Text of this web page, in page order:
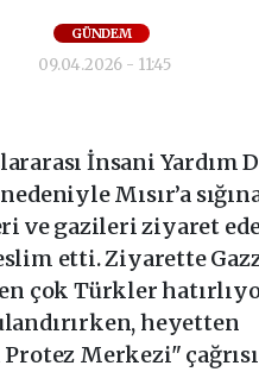
GÜNDEM
09.04.2026 - 11:45
İnsani Yardım
Mısır’a
ve gazileri ziyaret
etti. Ziyarette
çok Türkler
heyetten
Merkezi"